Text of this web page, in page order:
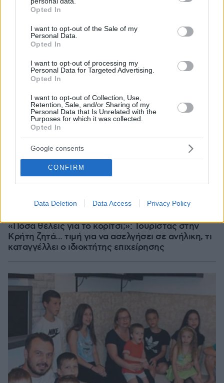
grant or deny consent to Google and its third-party tags to
use your data for below specified purposes in below Google
consent section.
Opted In
I want to opt-out of the Sale of my
Personal Data.
Opted In
I want to opt-out of processing my
Personal Data for Targeted Advertising.
Opted In
I want to opt-out of Collection, Use,
Retention, Sale, and/or Sharing of my
Personal Data that Is Unrelated with the
Purposes for which it was collected.
Opted In
Google consents
CONFIRM
Data Deletion Data Access Privacy Policy
«Πόσα θέλεις για το κορίτσι;»: Τουρίστας στην
Κρήτη ζητά... τιμή για να ασελγήσει σε ανήλικη, τι
καταγγέλλει ο ιδιοκτήτης επιχείρησης